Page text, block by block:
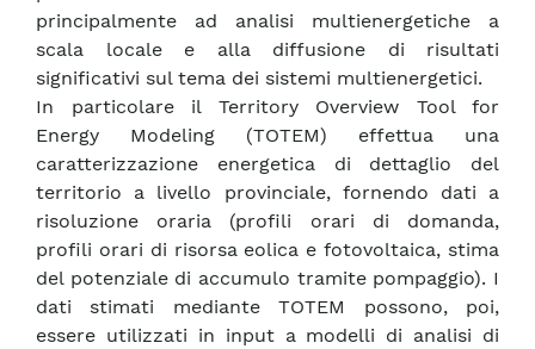
principalmente ad analisi multienergetiche a
scala locale e alla diffusione di risultati
significativi sul tema dei sistemi multienergetici.
In particolare il Territory Overview Tool for
Energy Modeling (TOTEM) effettua una
caratterizzazione energetica di dettaglio del
territorio a livello provinciale, fornendo dati a
risoluzione oraria (profili orari di domanda,
profili orari di risorsa eolica e fotovoltaica, stima
del potenziale di accumulo tramite pompaggio). I
dati stimati mediante TOTEM possono, poi,
essere utilizzati in input a modelli di analisi di